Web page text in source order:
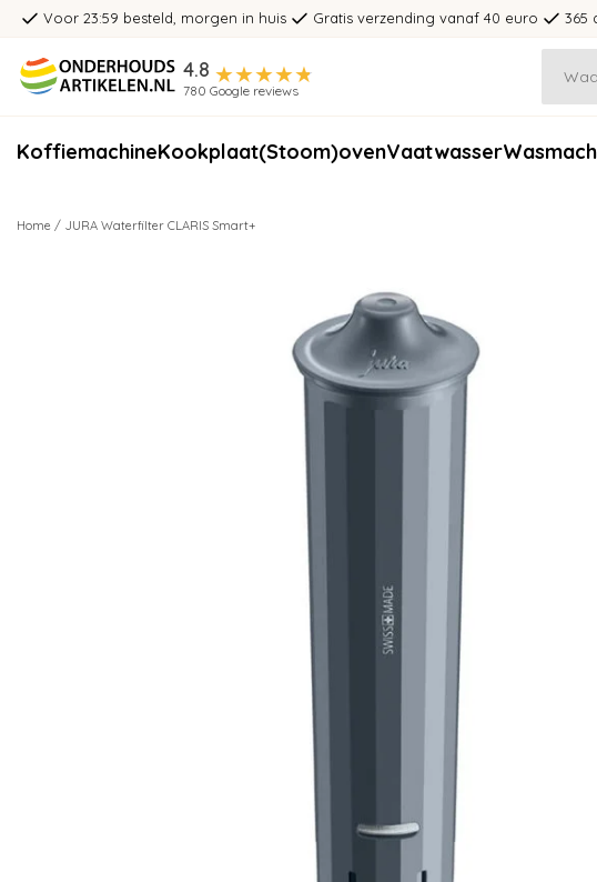
Voor 23:59 besteld, morgen in huis Gratis verzending vanaf 40 euro 365
4.8
780 Google reviews
KoffiemachineKookplaat(Stoom)ovenVaatwasser
Home / JURA Waterfilter CLARIS Smart+